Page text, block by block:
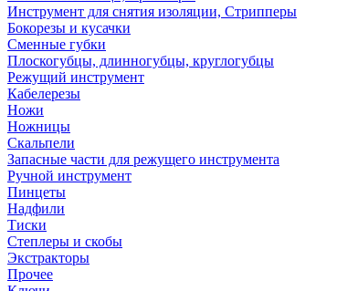
Инструмент для снятия изоляции, Стрипперы
Бокорезы и кусачки
Сменные губки
Плоскогубцы, длинногубцы, круглогубцы
Режущий инструмент
Кабелерезы
Ножи
Ножницы
Скальпели
Запасные части для режущего инструмента
Ручной инструмент
Пинцеты
Надфили
Тиски
Степлеры и скобы
Экстракторы
Прочее